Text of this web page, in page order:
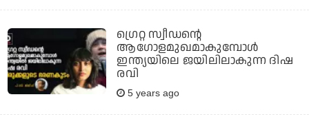
ഗ്രെറ്റ സ്വീഡന്റെ
ആഗോളമുഖമാകുമ്പോള്‍
ഇന്ത്യയിലെ ജയിലിലാകുന്ന ദിഷ
രവി
5 years ago